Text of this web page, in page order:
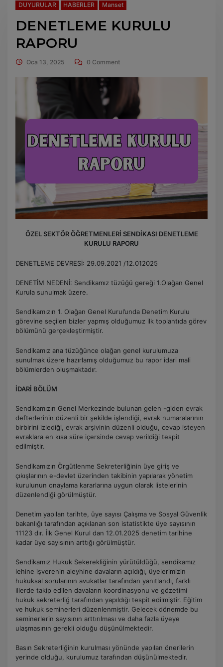
DUYURULAR HABERLER Manset
DENETLEME KURULU
RAPORU
Oca 13, 2025 0 Comment
ÖZEL SEKTÖR ÖĞRETMENLERİ SENDİKASI DENETLEME
KURULU RAPORU
DENETLEME DEVRESİ: 29.09.2021 /12.012025
DENETİM NEDENİ: Sendikamız tüzüğü gereği 1.Olağan Genel
Kurula sunulmak üzere.
Sendikamızın 1. Olağan Genel Kurul’unda Denetim Kurulu
görevine seçilen bizler yapmış olduğumuz ilk toplantıda görev
bölümünü gerçekleştirmiştir.
Sendikamız ana tüzüğünce olağan genel kurulumuza
sunulmak üzere hazırlamış olduğumuz bu rapor idari mali
bölümlerden oluşmaktadır.
İDARİ BÖLÜM
Sendikamızın Genel Merkezinde bulunan gelen -giden evrak
defterlerinin düzenli bir şekilde işlendiği, evrak numaralarının
birbirini izlediği, evrak arşivinin düzenli olduğu, cevap isteyen
evraklara en kısa süre içersinde cevap verildiği tespit
edilmiştir.
Sendikamızın Örgütlenme Sekreterliğinin üye giriş ve
çıkışlarının e-devlet üzerinden takibinin yapılarak yönetim
kurulunun onaylama kararlarına uygun olarak listelerinin
düzenlendiği görülmüştür.
Denetim yapılan tarihte, üye sayısı Çalışma ve Sosyal Güvenlik
bakanlığı tarafından açıklanan son istatistikte üye sayısının
11123 dır. İlk Genel Kurul dan 12.01.2025 denetim tarihine
kadar üye sayısının arttığı görülmüştür.
Sendikamız Hukuk Sekerekliğinin yürütüldüğü, sendikamız
lehine işverenin aleyhine davaların açıldığı, üyelerimizin
hukuksal sorularının avukatlar tarafından yanıtlandı, farklı
illerde takip edilen davaların koordinasyonu ve gözetimi
hukuk sekreterliğ tarafından yapıldığı tespit edilmiştir. Eğitim
ve hukuk seminerleri düzenlenmiştir. Gelecek dönemde bu
seminerlerin sayısının arttırılması ve daha fazla üyeye
ulaşmasının gerekli olduğu düşünülmektedir.
Basın Sekreterliğinin kurulması yönünde yapılan önerilerin
yerinde olduğu, kurulumuz tarafından düşünülmektedir.